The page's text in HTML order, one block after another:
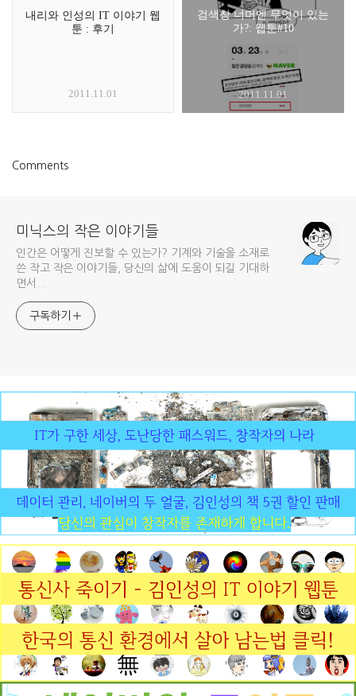
내리와 인성의 IT 이야기 웹
툰 : 후기
2011.11.01
검색창 너머엔 무엇이 있는
가?: 웹툰#10
2011.11.01
Comments
미닉스의 작은 이야기들
인간은 어떻게 진보할 수 있는가? 기계와 기술을 소재로
쓴 작고 작은 이야기들, 당신의 삶에 도움이 되길 기대하
면서...
구독하기